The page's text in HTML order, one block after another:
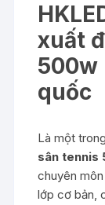
xuất
500w
quốc
Là một
sân tennis
chuyên
lớp cơ bản,